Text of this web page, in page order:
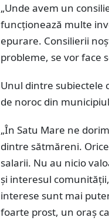
„Unde avem un
funcționează multe
epurare. Consilierii
probleme, se vor face
Unul dintre subiectele
de noroc din
„În Satu Mare ne
dintre sătmăreni.
salarii. Nu au nicio
și interesul
interese sunt mai
foarte prost, un oraș